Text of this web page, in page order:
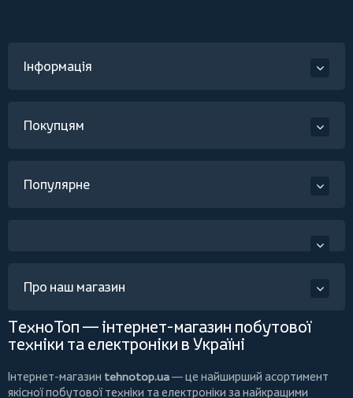
Інформація
Покупцям
Популярне
Про наш магазин
ТехноТоп — інтернет-магазин побутової
техніки та електроніки в Україні
Інтернет-магазин tehnotop.ua— це найширший асортимент
якісної побутової техніки та електроніки за найкращими